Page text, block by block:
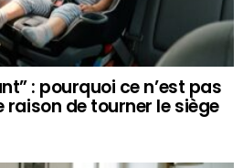
: pourquoi ce n’est pas
raison de tourner le siège